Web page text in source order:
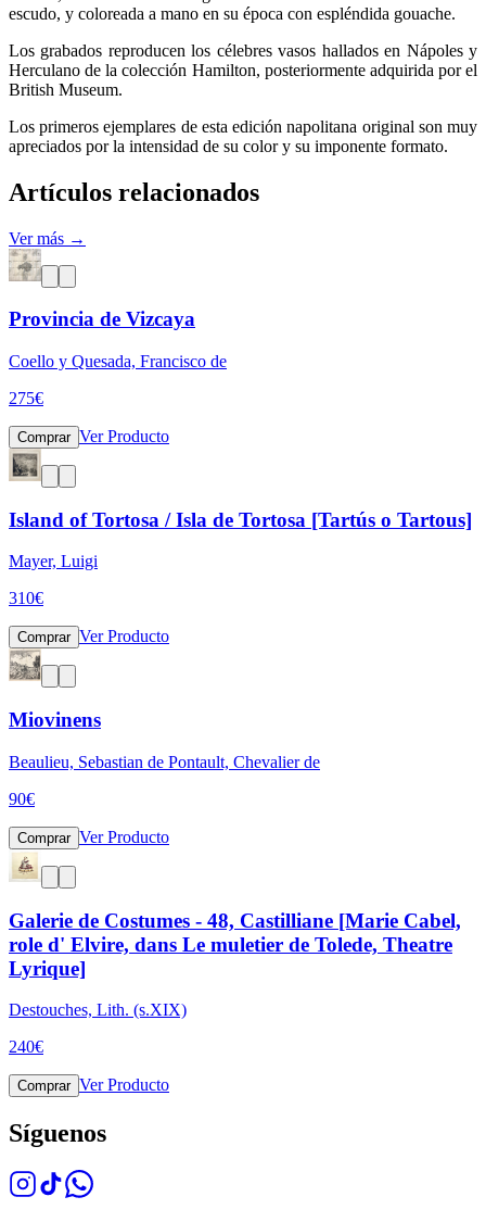
escudo, y coloreada a mano en su época con espléndida gouache.
Los grabados reproducen los célebres vasos hallados en Nápoles y
Herculano de la colección Hamilton, posteriormente adquirida por el
British Museum.
Los primeros ejemplares de esta edición napolitana original son muy
apreciados por la intensidad de su color y su imponente formato.
Artículos relacionados
Ver más →
Provincia de Vizcaya
Coello y Quesada, Francisco de
275€
Comprar Ver Producto
Island of Tortosa / Isla de Tortosa [Tartús o Tartous]
Mayer, Luigi
310€
Comprar Ver Producto
Miovinens
Beaulieu, Sebastian de Pontault, Chevalier de
90€
Comprar Ver Producto
Galerie de Costumes - 48, Castilliane [Marie Cabel,
role d' Elvire, dans Le muletier de Tolede, Theatre
Lyrique]
Destouches, Lith. (s.XIX)
240€
Comprar Ver Producto
Síguenos